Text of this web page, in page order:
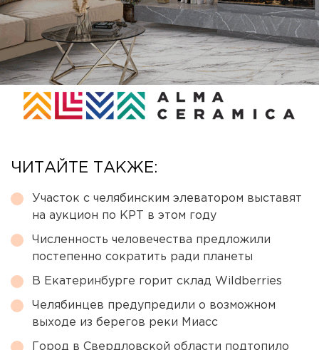
ЧИТАЙТЕ ТАКЖЕ:
Участок с челябинским элеватором выставят
на аукцион по КРТ в этом году
Численность человечества предложили
постепенно сократить ради планеты
В Екатеринбурге горит склад Wildberries
Челябинцев предупредили о возможном
выходе из берегов реки Миасс
Город в Свердловской области подтопило